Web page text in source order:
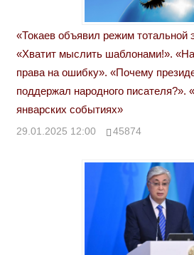
«Токаев объявил режим тотальной
«Хватит мыслить шаблонами!».
права на ошибку». «Почему
поддержал народного писателя?».
январских событиях»
29.01.2025 12:00 45874